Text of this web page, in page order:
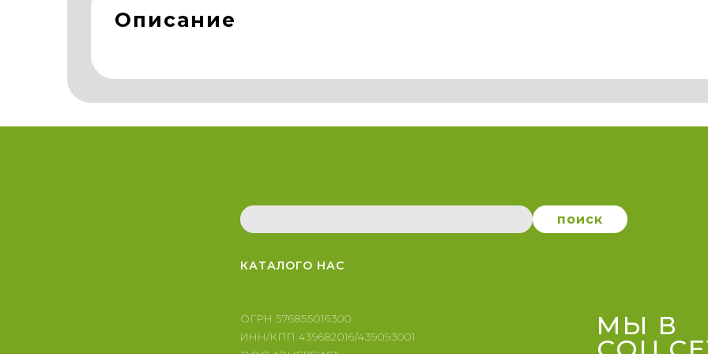
Описание
поиск
КАТАЛОГО НАС
ОГРН 576855016300
ИНН/КПП 439682016/439093001
МЫ В